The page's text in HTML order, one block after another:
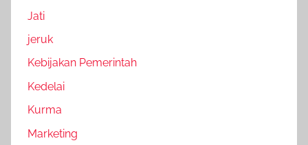
Jati
jeruk
Kebijakan Pemerintah
Kedelai
Kurma
Marketing